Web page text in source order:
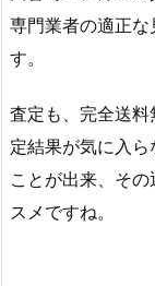
専門業者の適正な
す。
査定も、完全送
定結果が気に入
ことが出来、そ
スメですね。